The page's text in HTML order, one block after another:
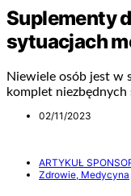
Suplementy
sytuacjach
Niewiele osób jest w
komplet
02/11/2023
ARTYKUŁ
Zdrowie, Medycyna